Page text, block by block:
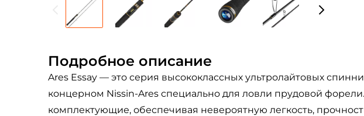
Подробное описание
Ares Essay — это серия высококлассных ультролайтовых
концерном Nissin-Ares специально для ловли прудовой
комплектующие, обеспечивая невероятную легкость,